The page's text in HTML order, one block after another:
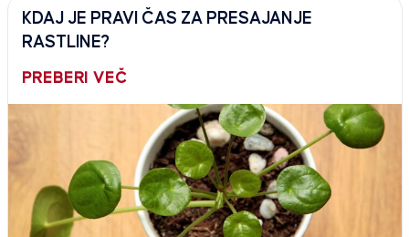
KDAJ JE PRAVI ČAS ZA PRESAJANJE
RASTLINE?
PREBERI VEČ